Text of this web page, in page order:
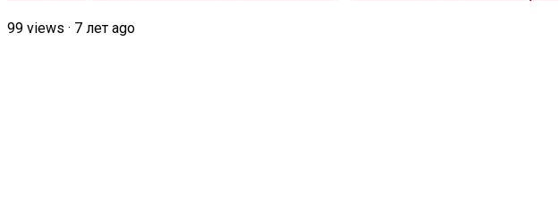
99 views · 7 лет ago